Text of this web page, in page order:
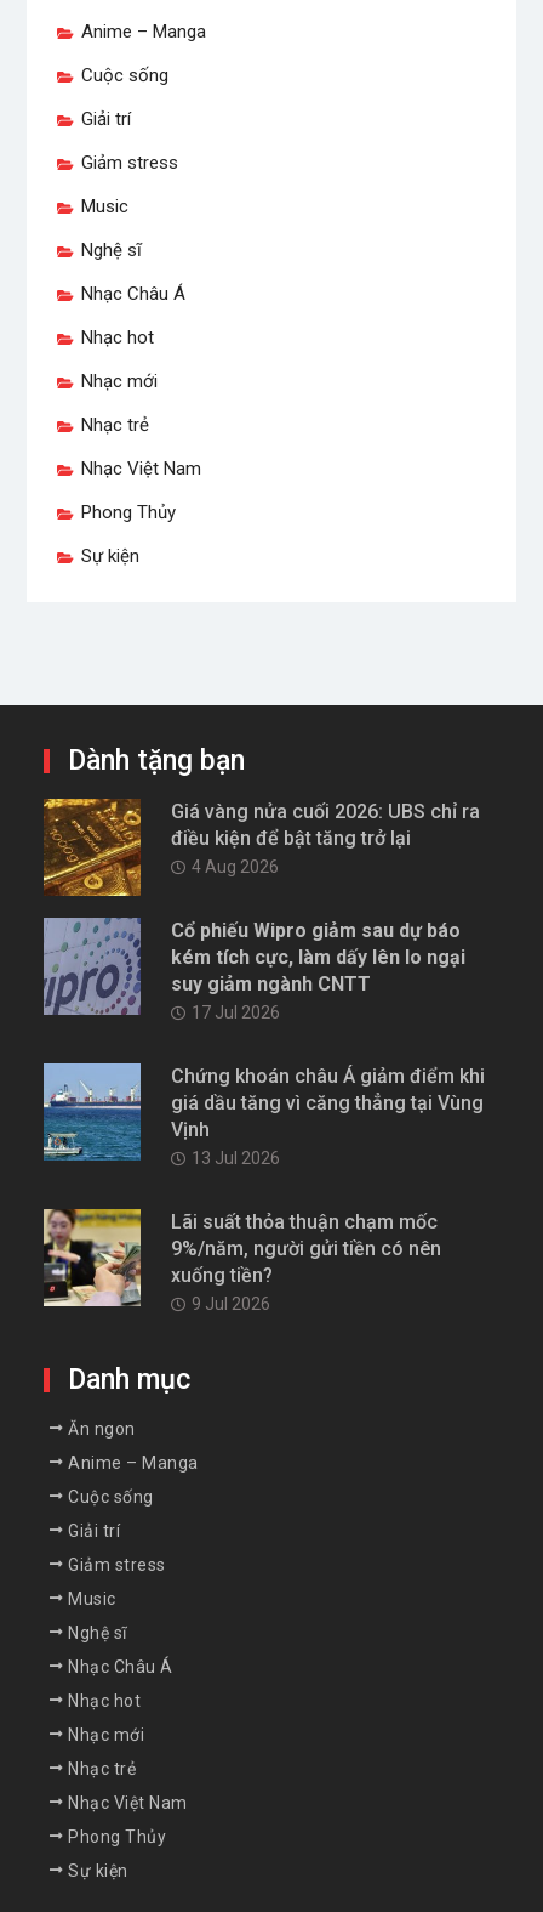
Anime – Manga
Cuộc sống
Giải trí
Giảm stress
Music
Nghệ sĩ
Nhạc Châu Á
Nhạc hot
Nhạc mới
Nhạc trẻ
Nhạc Việt Nam
Phong Thủy
Sự kiện
Dành tặng bạn
Giá vàng nửa cuối 2026: UBS chỉ ra
điều kiện để bật tăng trở lại
4 Aug 2026
Cổ phiếu Wipro giảm sau dự báo
kém tích cực, làm dấy lên lo ngại
suy giảm ngành CNTT
17 Jul 2026
Chứng khoán châu Á giảm điểm khi
giá dầu tăng vì căng thẳng tại Vùng
Vịnh
13 Jul 2026
Lãi suất thỏa thuận chạm mốc
9%/năm, người gửi tiền có nên
xuống tiền?
9 Jul 2026
Danh mục
Ăn ngon
Anime – Manga
Cuộc sống
Giải trí
Giảm stress
Music
Nghệ sĩ
Nhạc Châu Á
Nhạc hot
Nhạc mới
Nhạc trẻ
Nhạc Việt Nam
Phong Thủy
Sự kiện